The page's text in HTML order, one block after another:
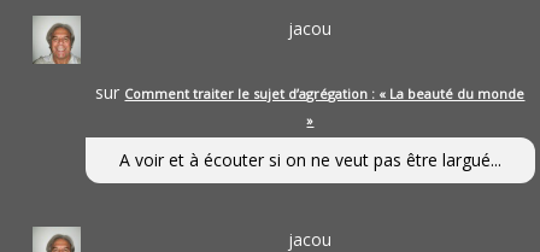
jacou
sur Comment traiter le sujet d’agrégation : « La beauté du monde
»
A voir et à écouter si on ne veut pas être largué...
jacou